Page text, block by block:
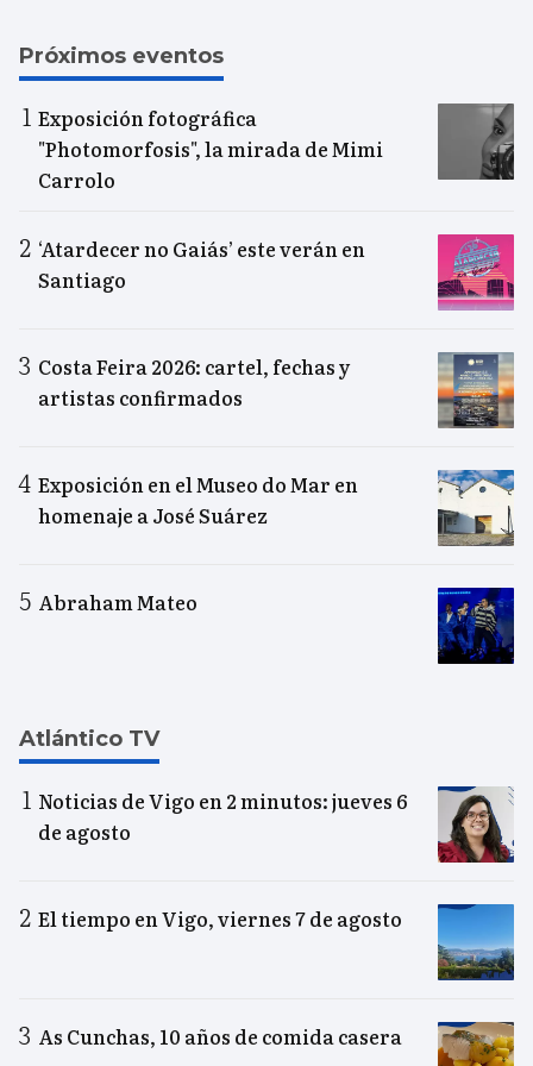
Próximos eventos
Exposición fotográfica
"Photomorfosis", la mirada de Mimi
Carrolo
‘Atardecer no Gaiás’ este verán en
Santiago
Costa Feira 2026: cartel, fechas y
artistas confirmados
Exposición en el Museo do Mar en
homenaje a José Suárez
Abraham Mateo
Atlántico TV
Noticias de Vigo en 2 minutos: jueves 6
de agosto
El tiempo en Vigo, viernes 7 de agosto
As Cunchas, 10 años de comida casera